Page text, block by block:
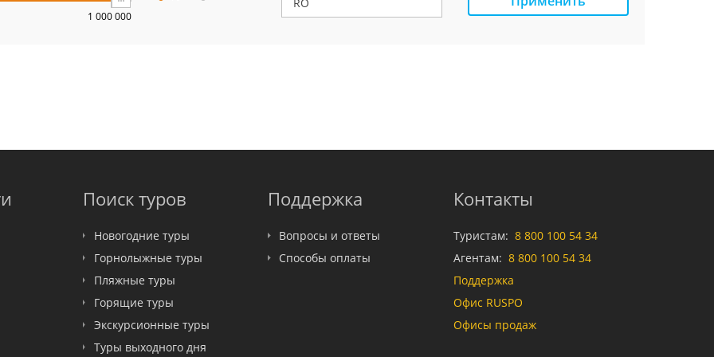
1 000 000
Поиск туров
Новогодние туры
Горнолыжные туры
Пляжные туры
Горящие туры
Экскурсионные туры
Туры выходного дня
Поддержка
Вопросы и ответы
Способы оплаты
Контакты
Туристам: 8 800 100 54 34
Агентам: 8 800 100 54 34
Поддержка
Офис RUSPO
Офисы продаж